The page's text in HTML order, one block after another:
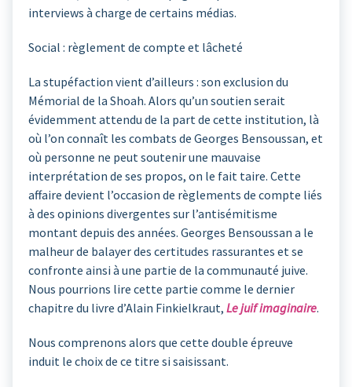
interviews à charge de certains médias.
Social : règlement de compte et lâcheté
La stupéfaction vient d’ailleurs : son exclusion du
Mémorial de la Shoah. Alors qu’un soutien serait
évidemment attendu de la part de cette institution, là
où l’on connaît les combats de Georges Bensoussan, et
où personne ne peut soutenir une mauvaise
interprétation de ses propos, on le fait taire. Cette
affaire devient l’occasion de règlements de compte liés
à des opinions divergentes sur l’antisémitisme
montant depuis des années. Georges Bensoussan a le
malheur de balayer des certitudes rassurantes et se
confronte ainsi à une partie de la communauté juive.
Nous pourrions lire cette partie comme le dernier
chapitre du livre d’Alain Finkielkraut, Le juif imaginaire.
Nous comprenons alors que cette double épreuve
induit le choix de ce titre si saisissant.